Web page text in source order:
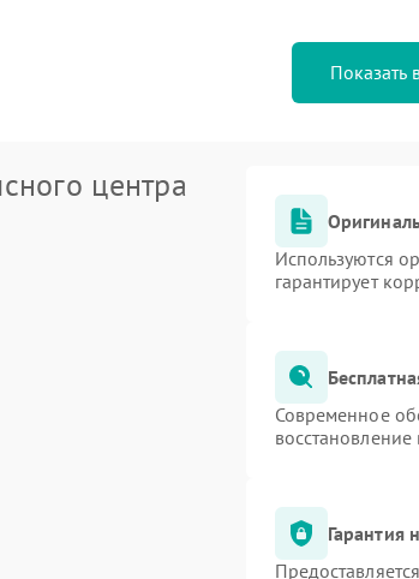
Показать
центра
Используются
гарантирует
Современное
Гарантия